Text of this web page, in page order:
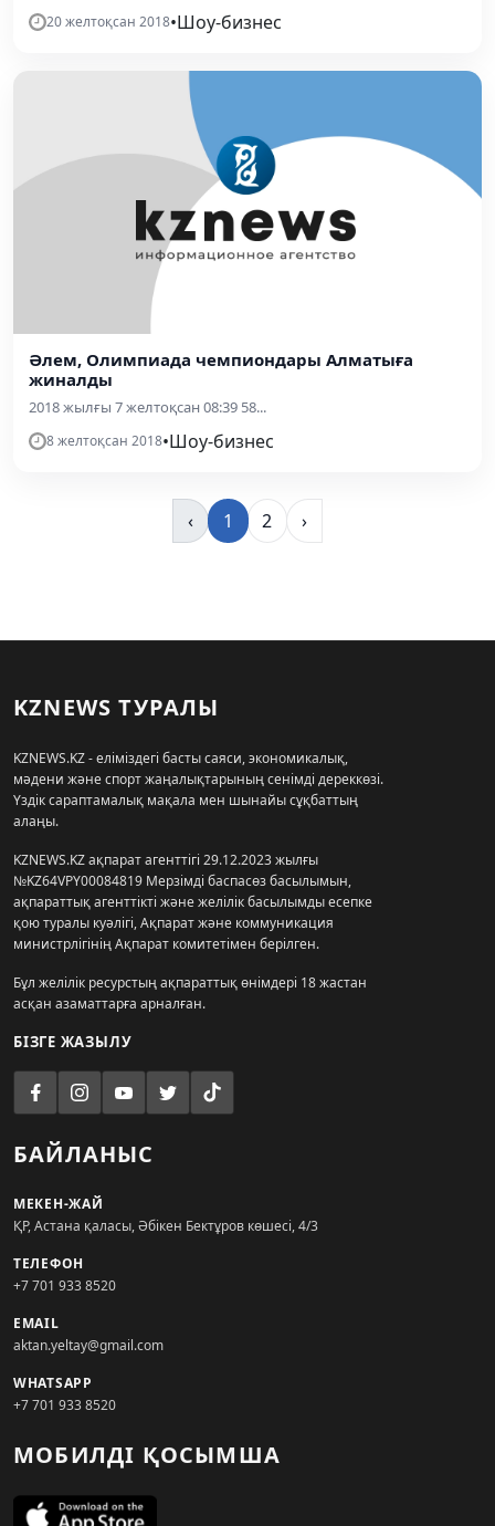
20 желтоқсан 2018•Шоу-бизнес
Әлем, Олимпиада чемпиондары Алматыға
жиналды
2018 жылғы 7 желтоқсан 08:39 58...
8 желтоқсан 2018•Шоу-бизнес
‹ 1 2 ›
KZNEWS ТУРАЛЫ
KZNEWS.KZ - еліміздегі басты саяси, экономикалық,
мәдени және спорт жаңалықтарының сенімді дереккөзі.
Үздік сараптамалық мақала мен шынайы сұқбаттың
алаңы.
KZNEWS.KZ ақпарат агенттігі 29.12.2023 жылғы
№KZ64VPY00084819 Мерзімді баспасөз басылымын,
ақпараттық агенттікті және желілік басылымды есепке
қою туралы куәлігі, Ақпарат және коммуникация
министрлігінің Ақпарат комитетімен берілген.
Бұл желілік ресурстың ақпараттық өнімдері 18 жастан
асқан азаматтарға арналған.
БІЗГЕ ЖАЗЫЛУ
БАЙЛАНЫС
МЕКЕН-ЖАЙ
ҚР, Астана қаласы, Әбікен Бектұров көшесі, 4/3
ТЕЛЕФОН
+7 701 933 8520
EMAIL
aktan.yeltay@gmail.com
WHATSAPP
+7 701 933 8520
МОБИЛДІ ҚОСЫМША